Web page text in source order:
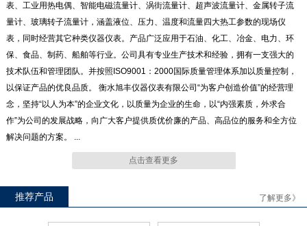
表、工业用热电偶、智能电磁流量计、涡街流量计、超声波流量计、金属转子流
量计、玻璃转子流量计，涵盖液位、压力、温度和流量四大热工参数的现场仪
表，同时经营其它种类仪器仪表。产品广泛应用于石油、化工、冶金、电力、环
保、食品、制药、船舶等行业。公司具有专业生产技术和经验，拥有一支强大的
技术队伍和管理团队。并按照ISO9001：2000国际质量管理体系加以质量控制，
以保证产品的优良品质。 衡水旭丰仪器仪表有限公司“为客户创造价值”的经营理
念，坚持“以人为本”的企业文化，以质量为企业的生命，以“内强素质，外求合
作”为公司的发展战略，向广大客户提供质优价廉的产品、高品位的服务和全方位
解决问题的方案。 ...
点击查看更多
推荐产品 了解更多》
ULC系列 智能磁致伸缩液位仪 UZG100系列浮子钢带液位计
UZY系列音叉物位发讯器 UHK570小型浮子液位开关